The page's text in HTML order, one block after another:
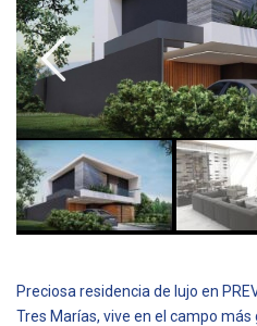
Preciosa residencia de lujo en
Tres Marías, vive en el campo